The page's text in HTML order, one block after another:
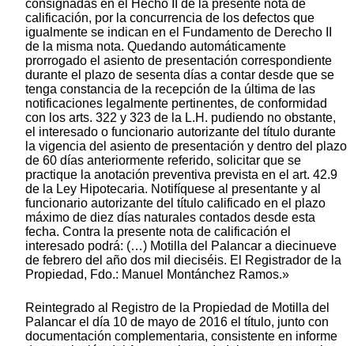
consignadas en el Hecho II de la presente nota de
calificación, por la concurrencia de los defectos que
igualmente se indican en el Fundamento de Derecho II
de la misma nota. Quedando automáticamente
prorrogado el asiento de presentación correspondiente
durante el plazo de sesenta días a contar desde que se
tenga constancia de la recepción de la última de las
notificaciones legalmente pertinentes, de conformidad
con los arts. 322 y 323 de la L.H. pudiendo no obstante,
el interesado o funcionario autorizante del título durante
la vigencia del asiento de presentación y dentro del plazo
de 60 días anteriormente referido, solicitar que se
practique la anotación preventiva prevista en el art. 42.9
de la Ley Hipotecaria. Notifíquese al presentante y al
funcionario autorizante del título calificado en el plazo
máximo de diez días naturales contados desde esta
fecha. Contra la presente nota de calificación el
interesado podrá: (…) Motilla del Palancar a diecinueve
de febrero del año dos mil dieciséis. El Registrador de la
Propiedad, Fdo.: Manuel Montánchez Ramos.»
Reintegrado al Registro de la Propiedad de Motilla del Palancar el día 10 de mayo de 2016 el título, junto con documentación complementaria, consistente en informe de correlación del Ayuntamiento de Iniesta y sentencia íntegra que se ejecuta, fue objeto de una nueva calificación: «Registro de la Propiedad de Motilla del Palancar. Visto por don Néstor Ventura Dembilio, registrador de la Propiedad accidental del Registro de la Propiedad de Motilla del Palancar –Cuenca–, el procedimiento registral iniciado como consecuencia de presentación en el mismo Registro, del documento que se dirá, en virtud de solicitud de inscripción. En el ejercicio de la calificación registral sobre la legalidad de los documentos presentados, obrantes en el procedimiento de referencia, resultan los siguientes Hechos: I. El precedente documento objeto de la presente calificación, autorizado el día 27/01/2016 por el Juzgado de Primera Instancia n.º 2 Motilla del Palancar, número de autos 116/2015, presentado por P. C. R., el día 11/02/2016, retirado el 02/03/2016 y reintegrado el 10/05/2016, con el asiento 1.351 del Diario 89, en el que figura como interesado. II. En dicho documento se contienen las cláusulas que se reseñan y que han sido objeto de calificación desfavorable: Se falla en el sentido de declarar la nulidad parcial de la escritura de compraventa otorgada por don E. G. S. y doña B. G. C., a favor de don D. R. G., ante el Notario de Motilla del Palancar, don Rafael de Gregorio Gorriti, en fecha tres de diciembre del año dos mil nueve, con número 1.073 de protocolo, en cuanto la misma comprenda la subparcela “a” integrada en la parcela 44 del polígono 24 del término municipal de Iniesta, según descripción del catastro antiguo, no procediendo dicha anulación parcial de la inscripción, al no resultar del registro que la subparcela “a” de la parcela 44 del polígono 24 del término de Iniesta esté o haya estado incluida en la finca registral 10.125. A los anteriores hechos, son de aplicación los siguientes Fundamentos de Derecho: I. Los documentos de todas clases, susceptibles de inscripción, se hallan sujetos a calificación por el Registrador, quien bajo su responsabilidad, ha de resolver acerca de la legalidad de sus formas extrínsecas, la capacidad de los otorgantes y la validez de los actos contenidos en los mismos, de conformidad con lo establecido en los arts. 18 y 19 de la Ley Hipotecaria y 98 a 100 del Reglamento para su ejecución. II. En relación a las concretas cláusulas o partes de las mismas reseñadas en el hecho II anterior, debe tenerse en consideración: Conforme a los artículos 18 de la Ley Hipotecaria y 98 de su Reglamento, el Registrador califica bajo su responsabilidad los documentos presentados, extendiéndose la calificación –entre otros extremos– a “los obstáculos que surjan del Registro”, a “la legalidad de sus formas extrínsecas de los documentos de toda clase en cuya virtud se solicite la inscripción”, a “las que afecten a la validez de los mismos, según las leyes que determinan la forma de los instrumentos” y a “la no expresión, o la expresión sin claridad suficiente, de cualquiera de las circunstancias que, según la Ley y este Reglamento, debe contener la inscripción, bajo pena de nulidad”. De conformidad con el Principio de especialidad o determinación según el cual sólo deben acceder al Registro de la Propiedad situaciones jurídicas que estén perfectamente determinadas, porque solo de ese modo se producirá una plena claridad en los asientos, que es la base de la publicidad registral y del fomento del crédito territorial. La necesidad de determinación de las situaciones y relaciones jurídicas inscribibles se predica respecto a la finca, al titular, al derecho real y al acto jurídico, todo lo cual constituye un conjunto de manifestaciones del principio de especialidad o determinación. Resolución del Centro Directivo de 13/02/2007 establece que: “Uno de los principios estructurales de nuestro Derecho registral, es el de especialidad o determinación, que exige como requisito para que los títulos puedan acceder al Registro y ser por tanto objeto de inscripción, la fijación y extensión del dominio, quedando de tal modo delimitados todos sus contornos que cualquiera que adquiera confiando en los pronunciamientos tabulares conozca la extensión, alcance y contenido del derecho inscrito. Este principio aparece consagrado en diversos preceptos de nuestro Ordenamiento Jurídico (artículos 9 y 112 de la Ley Hipotecaria; 51 del Reglamento al precisar todas las circunstancias que debe contener la inscripción; artículo 54 del Reglamento al exigir que las inscripciones de partes indivisas de una finca o derecho precisen la porción ideal de cada uno de los condueños con datos matemáticos que permitan conocerla de forma indubitada). Es así doctrina reiterada de este Centro Directivo que el principio de especialidad impone una delimitación precisa de los derechos que pretenden su acceso al Registro, así en sus elementos subjetivos y objetivos como en cuanto a su alcance y contenido, afirmándose en la Resolución de 21 de junio de 1991, que una de las circunstancias esenciales del asiento de inscripción es la fijación o extensión del dominio”. En dicho sentido la Dirección General de los Registros y del Notariado manifiesta en su resolución de 16/07/2007 manifiesta: “2. A la hora de determinar el ámbito de la calificación registral en materia de interpretación de los documentos calificados, esta Dirección General ha entendido que, de igual forma que, por un lado, el registrador ha de extender la nota de calificación emitiendo juicios inequívocos y concluyentes, sin aventurarse en conjeturas o hipótesis (vid. Resoluciones de 19 de diciembre de 1993 y 20 de enero de 2004), no puede, por otro lado, modificar los términos del negocio calificado para hacer posible su reflejo registral (Resolución de 6 de marzo de 1997), ni suplir la intención o consentimiento de las partes, haciendo deducciones o interpretaciones sobre cuál ha sido su voluntad (Resolución de 5 de abril de 2005)”; y el Principio de legalidad en su modalidad de calificación registral recogido en el artículo 18 de la Ley Hipotecaria según el cual: “Los Registradores calificarán, bajo su responsabilidad, la legalidad de las formas extrínsecas de los documentos de toda clase, en cuya virtud se solicite la inscripción, así como la capacidad de los otorgantes y la validez de los actos dispositivos contenidos en las escrituras públicas, por lo que resulte de ellas y de los asientos del Registro.” Y resoluciones de la Dirección General de los Registros y del Notariado de 25 de septiembre de 1998 según la cual “el registrador puede calificar la validez o nulidad de cualquier acto o negocio que pretenda su acceso al registro.” Y 19 de abril de 2006 según la cual: “En cuanto a la validez de los actos dispositivos, por tal expresión habrá de entenderse el control de legalidad que compete al registrador atendido el negocio o acto jurídico documentado y las normas que rigen el mismo, esto es, el análisis de si dicho negocio o acto jurídico cumple los requisitos legalmente previstos, examinada su naturaleza jurídica y norma que rige a los mismos”. Artículo 100 del Reglamento Hipotecario: “La calificación por los Registradores de los documentos expedidos por la autoridad judicial se limitará a la competencia del Juzgado o Tribunal, a la congruencia del mandato con el procedimiento o juicio en que se hubiere dictado, a las formalidades extrínsecas del documento presentado y a los obstáculos que surjan del Registro.” Resolución de la Dirección General de los Registros y del Notariado de 27 de septiembre de 2007 según la cual: “la calificación registral de los documentos judiciales, consecuencia de la eficacia ‘erga omnes’ de la inscripción y de la proscripción de la indefensión ordenada por el artículo 24 de la Constitución Española, abarca, no a la fundamentación del fallo, pero sí a la observancia de los trámites que establecen las leyes para garantizar que el titular registral ha tenido en el procedimiento la intervención prevista por las mismas para evitar su indefensión”. Resolución de la Dirección General de los Registros y del Notariado de 13-09-2011. III. De conformidad con la regla contenida en el artículo 322 de la Ley Hipotecaria, el Registrador debe proceder a la notificación de la calificación negativa del documento presentado. En dicho caso, aun cuando se practique parcialmente la inscripción solicitada por haber consentido así el presentante o interesado, queda automáticamente prorrogado el asiento de presentación correspondiente durante el plazo de sesenta días desde la práctica de la última de las notificaciones que deban ser realizadas. Prórroga durante la cual, por aplicación del principio hipotecario de prioridad contenido en los arts. l7, 24 y 25 de la L.H. no pueden ser despachados los títulos posteriores relativos a la/s misma/s finca/s, cuyos asientos de presentación, por tanto, han de entenderse igualmente prorrogados hasta el término de la vigencia, automáticamente prorrogado, del asiento anterior. En su virtud, acuerdo suspender la inscripción del documento objeto de la presente calificación, en relación con las circunstancias expresamente consignadas en el Hecho II de la presente nota de calificación, por la concurrencia de los defectos que igualmente se indican en el Fundamento de Derecho II de la misma nota. Quedando automáticamente no prorrogándose el asiento de presentación correspondiente durante el plazo de sesenta días a contar desde que se tenga constancia de la recepción de la última de las notificaciones legalmente pertinentes, de conformidad con los arts. 322 y 323 de la L.H. pudiendo no obstante, el interesado o funcionario autorizante del título durante la vigencia del asiento de presentación y dentro del plazo de 60 días anteriormente referido, solicitar que se practique la anotación preventiva prevista en el art. 42.9 de la Ley Hipotecaria. N